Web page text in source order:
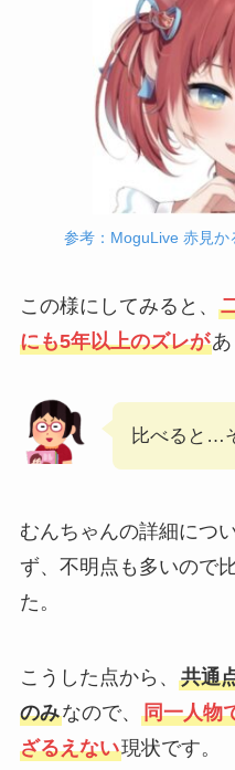
参考：MoguLive 赤見か
この様にしてみると、
にも5年以上のズレがあ
比べると…
むんちゃんの詳細につ
ず、不明点も多いので
た。
こうした点から、 共通
のみなので、 同一人物
ざるえない現状です。